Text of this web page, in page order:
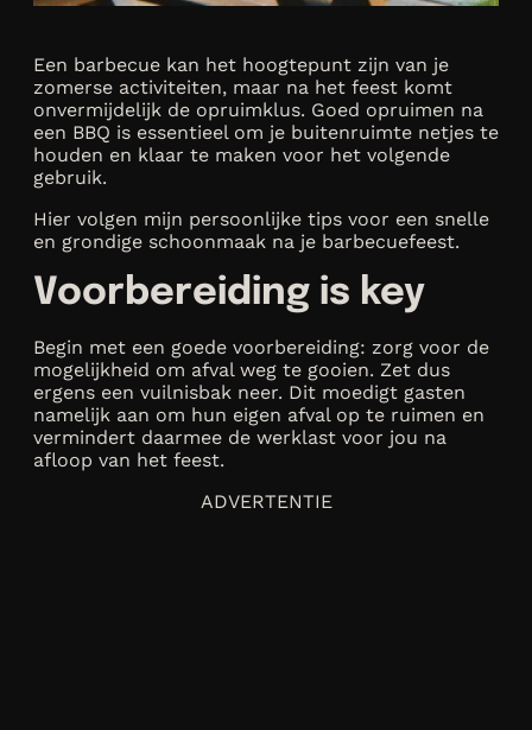
Een barbecue kan het hoogtepunt zijn van je
zomerse activiteiten, maar na het feest komt
onvermijdelijk de opruimklus. Goed opruimen na
een BBQ is essentieel om je buitenruimte netjes te
houden en klaar te maken voor het volgende
gebruik.
Hier volgen mijn persoonlijke tips voor een snelle
en grondige schoonmaak na je barbecuefeest.
Voorbereiding is key
Begin met een goede voorbereiding: zorg voor de
mogelijkheid om afval weg te gooien. Zet dus
ergens een vuilnisbak neer. Dit moedigt gasten
namelijk aan om hun eigen afval op te ruimen en
vermindert daarmee de werklast voor jou na
afloop van het feest.
ADVERTENTIE